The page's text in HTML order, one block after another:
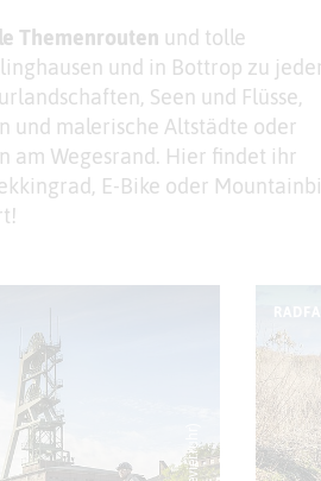
Themenrouten und tolle
und in Bottrop zu
Seen und Flüsse,
und malerische Altstädte oder
am Wegesrand. Hier findet ihr
E-Bike oder